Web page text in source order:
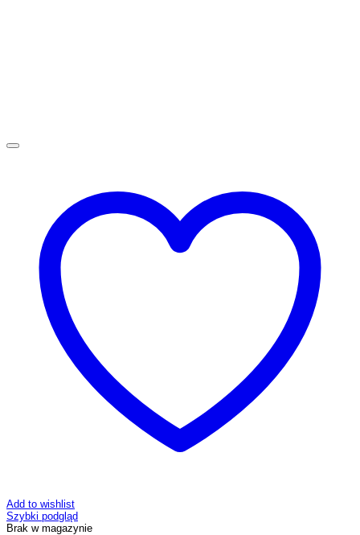
Add to wishlist
Szybki podgląd
Brak w magazynie